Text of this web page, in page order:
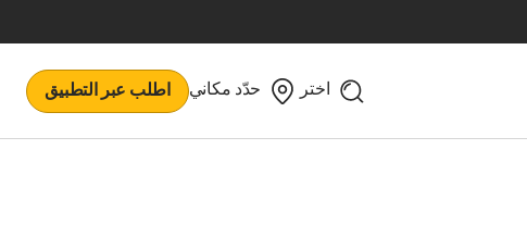
اختر حدّد مكاني اطلب عبر التطبيق